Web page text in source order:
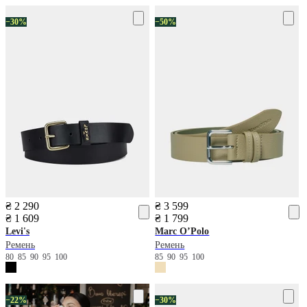
−30%
₴ 2 290
₴ 1 609
Levi's
Ремень
80 85 90 95 100
−50%
₴ 3 599
₴ 1 799
Marc O’Polo
Ремень
859095 100
−22% −30%